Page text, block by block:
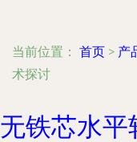
当前位置： 首页 > 产
术探讨
无铁芯水平